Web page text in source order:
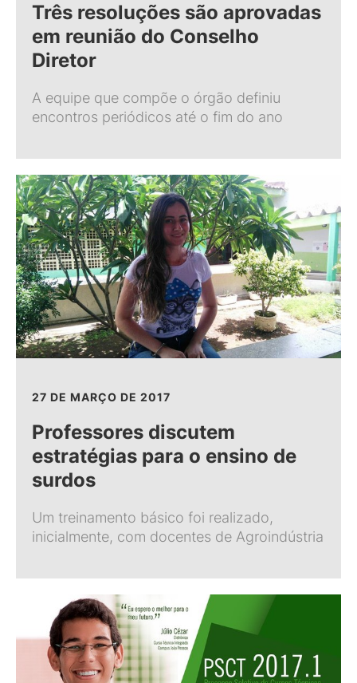
Três resoluções são aprovadas
em reunião do Conselho
Diretor
A equipe que compõe o órgão definiu
encontros periódicos até o fim do ano
27 DE MARÇO DE 2017
Professores discutem
estratégias para o ensino de
surdos
Um treinamento básico foi realizado,
inicialmente, com docentes de Agroindústria